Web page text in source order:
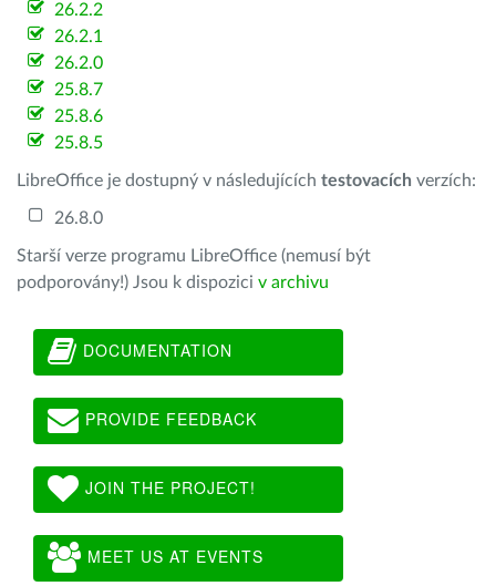
26.2.2
26.2.1
26.2.0
25.8.7
25.8.6
25.8.5
LibreOffice je dostupný v následujících testovacích verzích:
26.8.0
Starší verze programu LibreOffice (nemusí být
podporovány!) Jsou k dispozici v archivu
DOCUMENTATION
PROVIDE FEEDBACK
JOIN THE PROJECT!
MEET US AT EVENTS